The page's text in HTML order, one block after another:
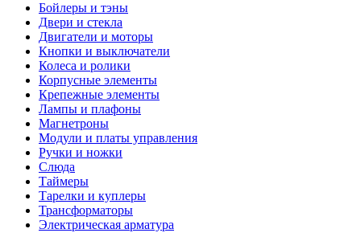
Бойлеры и тэны
Двери и стекла
Двигатели и моторы
Кнопки и выключатели
Колеса и ролики
Корпусные элементы
Крепежные элементы
Лампы и плафоны
Магнетроны
Модули и платы управления
Ручки и ножки
Слюда
Таймеры
Тарелки и куплеры
Трансформаторы
Электрическая арматура